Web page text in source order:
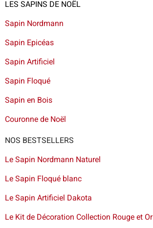
LES SAPINS DE NOËL
Sapin Nordmann
Sapin Epicéas
Sapin Artificiel
Sapin Floqué
Sapin en Bois
Couronne de Noël
NOS BESTSELLERS
Le Sapin Nordmann Naturel
Le Sapin Floqué blanc
Le Sapin Artificiel Dakota
Le Kit de Décoration Collection Rouge et Or